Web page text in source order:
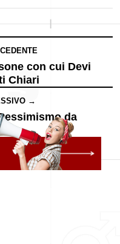
con cui Devi
Chiari
→
da